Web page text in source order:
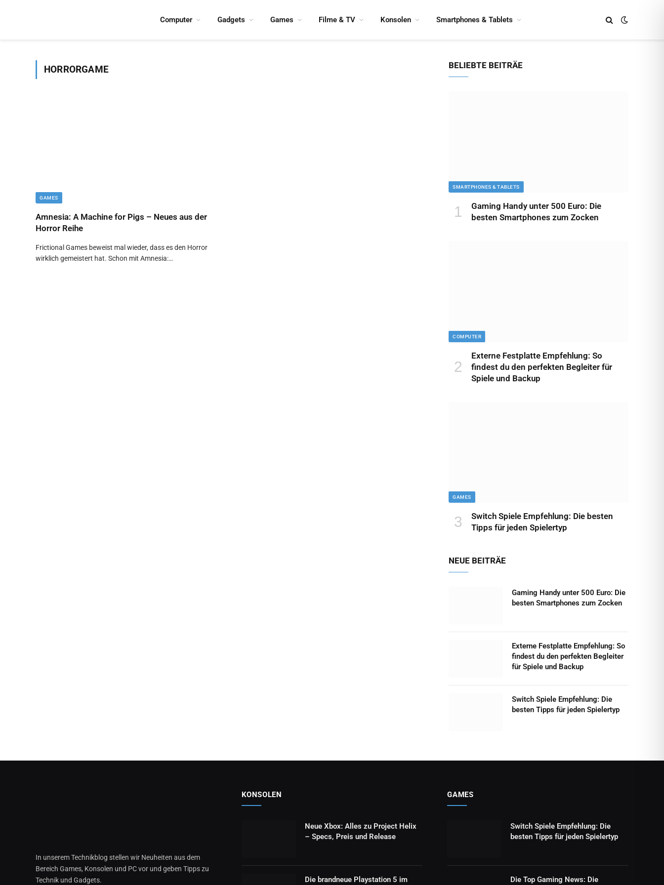
Computer Gadgets Games Filme & TV Konsolen Smartphones & Tablets
HORRORGAME
GAMES
Amnesia: A Machine for Pigs – Neues aus der
Horror Reihe
Frictional Games beweist mal wieder, dass es den Horror
wirklich gemeistert hat. Schon mit Amnesia:…
BELIEBTE BEITRÄE
SMARTPHONES & TABLETS
Gaming Handy unter 500 Euro: Die
besten Smartphones zum Zocken
COMPUTER
Externe Festplatte Empfehlung: So
findest du den perfekten Begleiter für
Spiele und Backup
GAMES
Switch Spiele Empfehlung: Die besten
Tipps für jeden Spielertyp
NEUE BEITRÄE
Gaming Handy unter 500 Euro: Die
besten Smartphones zum Zocken
Externe Festplatte Empfehlung: So
findest du den perfekten Begleiter
für Spiele und Backup
Switch Spiele Empfehlung: Die
besten Tipps für jeden Spielertyp
In unserem Technikblog stellen wir Neuheiten aus dem
Bereich Games, Konsolen und PC vor und geben Tipps zu
Technik und Gadgets.
KONSOLEN
Neue Xbox: Alles zu Project Helix
– Specs, Preis und Release
Die brandneue Playstation 5 im
GAMES
Switch Spiele Empfehlung: Die
besten Tipps für jeden Spielertyp
Die Top Gaming News: Die